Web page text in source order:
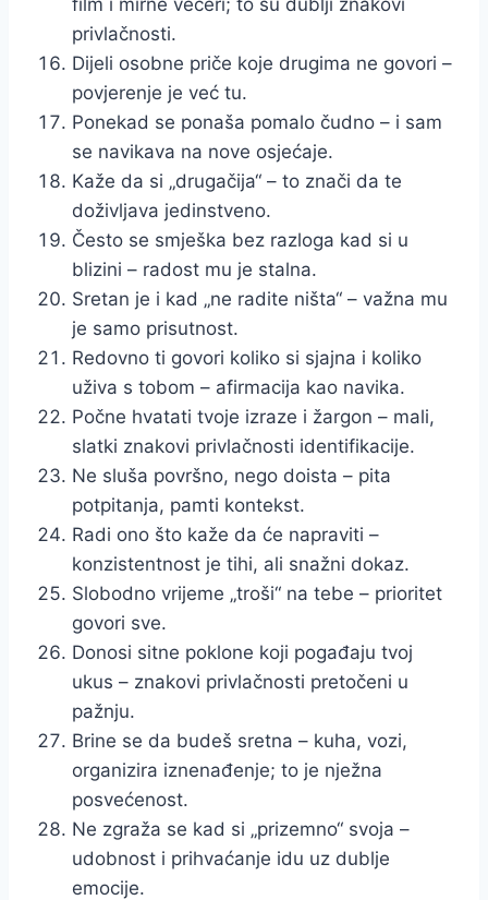
privlačnosti.
Dijeli osobne priče koje drugima ne govori –
povjerenje je već tu.
Ponekad se ponaša pomalo čudno – i sam
se navikava na nove osjećaje.
Kaže da si „drugačija“ – to znači da te
doživljava jedinstveno.
Često se smješka bez razloga kad si u
blizini – radost mu je stalna.
Sretan je i kad „ne radite ništa“ – važna mu
je samo prisutnost.
Redovno ti govori koliko si sjajna i koliko
uživa s tobom – afirmacija kao navika.
Počne hvatati tvoje izraze i žargon – mali,
slatki znakovi privlačnosti identifikacije.
Ne sluša površno, nego doista – pita
potpitanja, pamti kontekst.
Radi ono što kaže da će napraviti –
konzistentnost je tihi, ali snažni dokaz.
Slobodno vrijeme „troši“ na tebe – prioritet
govori sve.
Donosi sitne poklone koji pogađaju tvoj
ukus – znakovi privlačnosti pretočeni u
pažnju.
Brine se da budeš sretna – kuha, vozi,
organizira iznenađenje; to je nježna
posvećenost.
Ne zgraža se kad si „prizemno“ svoja –
udobnost i prihvaćanje idu uz dublje
emocije.